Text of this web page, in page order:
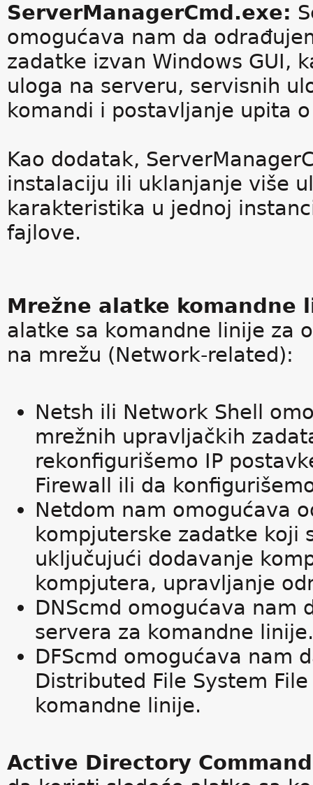
ServerManagerCmd.exe:
omogućava nam da
zadatke izvan Windows GUI,
uloga na serveru, servisnih
komandi i postavljanje upita
Kao dodatak,
instalaciju ili uklanjanje više
karakteristika u jednoj
fajlove.
Mrežne alatke komandne
alatke sa komandne linije za
na mrežu (Network-related):
Netsh ili Network Shell
mrežnih upravljačkih
rekonfigurišemo IP
Firewall ili da
Netdom nam omogućava
kompjuterske zadatke koji
uključujući dodavanje
kompjutera, upravljanje
DNScmd omogućava nam
servera za komandne linije.
DFScmd omogućava nam
Distributed File System
komandne linije.
Active Directory